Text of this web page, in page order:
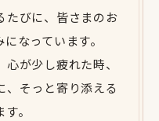
たびに、皆さまのお
なっています。
が少し疲れた時、
そっと寄り添える
。